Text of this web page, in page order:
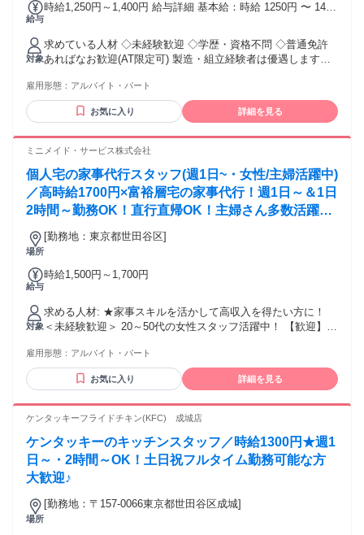
給与
時給1,250円～1,400円 給与詳細 基本給：時給 1250円 〜 1400
対象
求めている人材 ◇未経験歓迎 ◇学歴・資格不問 ◇普通免許
あればなお歓迎(AT限定可) 製造・組立経験者は優遇します！
ものづくりに興味がある ・手を動かす作業が好き ・細かい作
業に集中するのが得意 ・コツコツ丁寧に取り組める ・平日の
みで安定して働きたい
雇用形態： アルバイト・パート
お気に入り 詳細を見る
ミニメイド・サービス株式会社
個人宅の家事代行スタッフ(週1日~・女性/主婦活躍中)
／高時給1700円×富裕層宅の家事代行！週1日～＆1日
2時間～勤務OK！直行直帰OK！主婦さん多数活躍中
場所
[勤務地：東京都世田谷区]
給与
時給1,500円～1,700円
対象
求める人材: ★家事スキルを活かして高収入を得たい方に！
＜未経験歓迎＞ 20～50代の女性スタッフ活躍中！ 【歓迎】
して伸ばしたい方 ・家事や育児と両立して働きたい方 ・基本
的なコミュニケーションがとれる方 ・常に誠実な対応を心掛
けられる方 ・チームワークを大事にできる方
雇用形態： アルバイト・パート
お気に入り 詳細を見る
ケンタッキーフライドチキン(KFC) 成城店
ケンタッキーのキッチンスタッフ／時給1300円★週1
日～・2時間～OK！土日祝フルタイム勤務可能な方
大歓迎♪
場所
[勤務地：〒157-0066東京都世田谷区成城]